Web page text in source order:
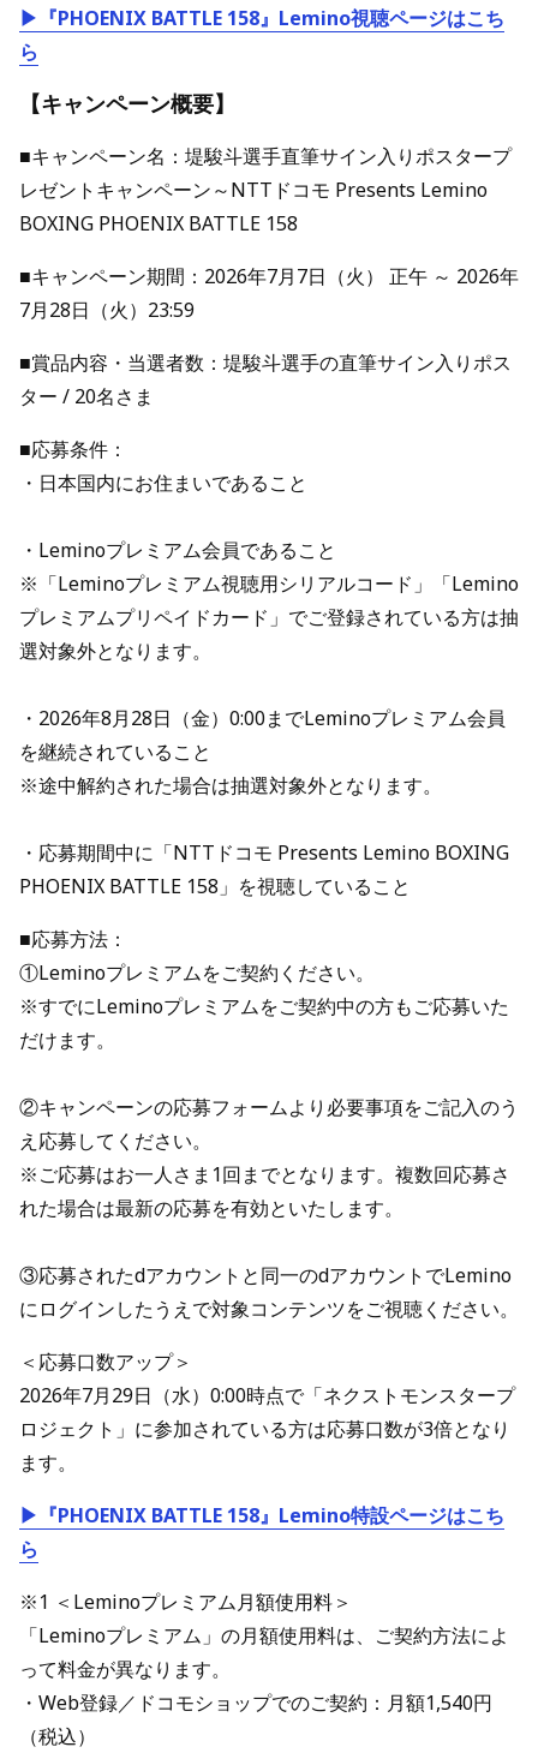
▶『PHOENIX BATTLE 158』Lemino視聴ページはこち
ら
【キャンペーン概要】
■キャンペーン名：堤駿斗選手直筆サイン入りポスタープ
レゼントキャンペーン～NTTドコモ Presents Lemino
BOXING PHOENIX BATTLE 158
■キャンペーン期間：2026年7月7日（火） 正午 ～ 2026年
7月28日（火）23:59
■賞品内容・当選者数：堤駿斗選手の直筆サイン入りポス
ター / 20名さま
■応募条件：
・日本国内にお住まいであること
・Leminoプレミアム会員であること
※「Leminoプレミアム視聴用シリアルコード」「Lemino
プレミアムプリペイドカード」でご登録されている方は抽
選対象外となります。
・2026年8月28日（金）0:00までLeminoプレミアム会員
を継続されていること
※途中解約された場合は抽選対象外となります。
・応募期間中に「NTTドコモ Presents Lemino BOXING
PHOENIX BATTLE 158」を視聴していること
■応募方法：
①Leminoプレミアムをご契約ください。
※すでにLeminoプレミアムをご契約中の方もご応募いた
だけます。
②キャンペーンの応募フォームより必要事項をご記入のう
え応募してください。
※ご応募はお一人さま1回までとなります。複数回応募さ
れた場合は最新の応募を有効といたします。
③応募されたdアカウントと同一のdアカウントでLemino
にログインしたうえで対象コンテンツをご視聴ください。
＜応募口数アップ＞
2026年7月29日（水）0:00時点で「ネクストモンスタープ
ロジェクト」に参加されている方は応募口数が3倍となり
ます。
▶『PHOENIX BATTLE 158』Lemino特設ページはこち
ら
※1 ＜Leminoプレミアム月額使用料＞
「Leminoプレミアム」の月額使用料は、ご契約方法によ
って料金が異なります。
・Web登録／ドコモショップでのご契約：月額1,540円
（税込）